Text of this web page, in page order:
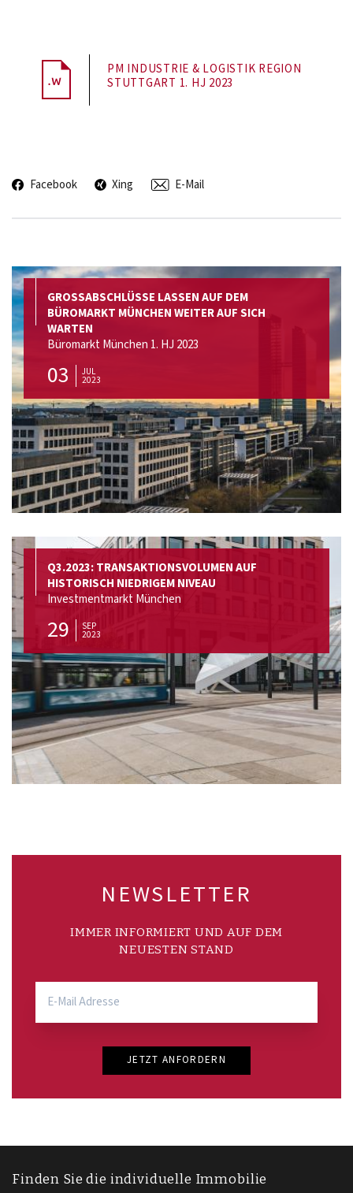
PM INDUSTRIE & LOGISTIK REGION
STUTTGART 1. HJ 2023
Facebook Xing E-Mail
GROSSABSCHLÜSSE LASSEN AUF DEM
BÜROMARKT MÜNCHEN WEITER AUF SICH
WARTEN
Büromarkt München 1. HJ 2023
03 JUL
2023
Q3.2023: TRANSAKTIONSVOLUMEN AUF
HISTORISCH NIEDRIGEM NIVEAU
Investmentmarkt München
29 SEP
2023
NEWSLETTER
IMMER INFORMIERT UND AUF DEM
NEUESTEN STAND
JETZT ANFORDERN
Finden Sie die individuelle Immobilie